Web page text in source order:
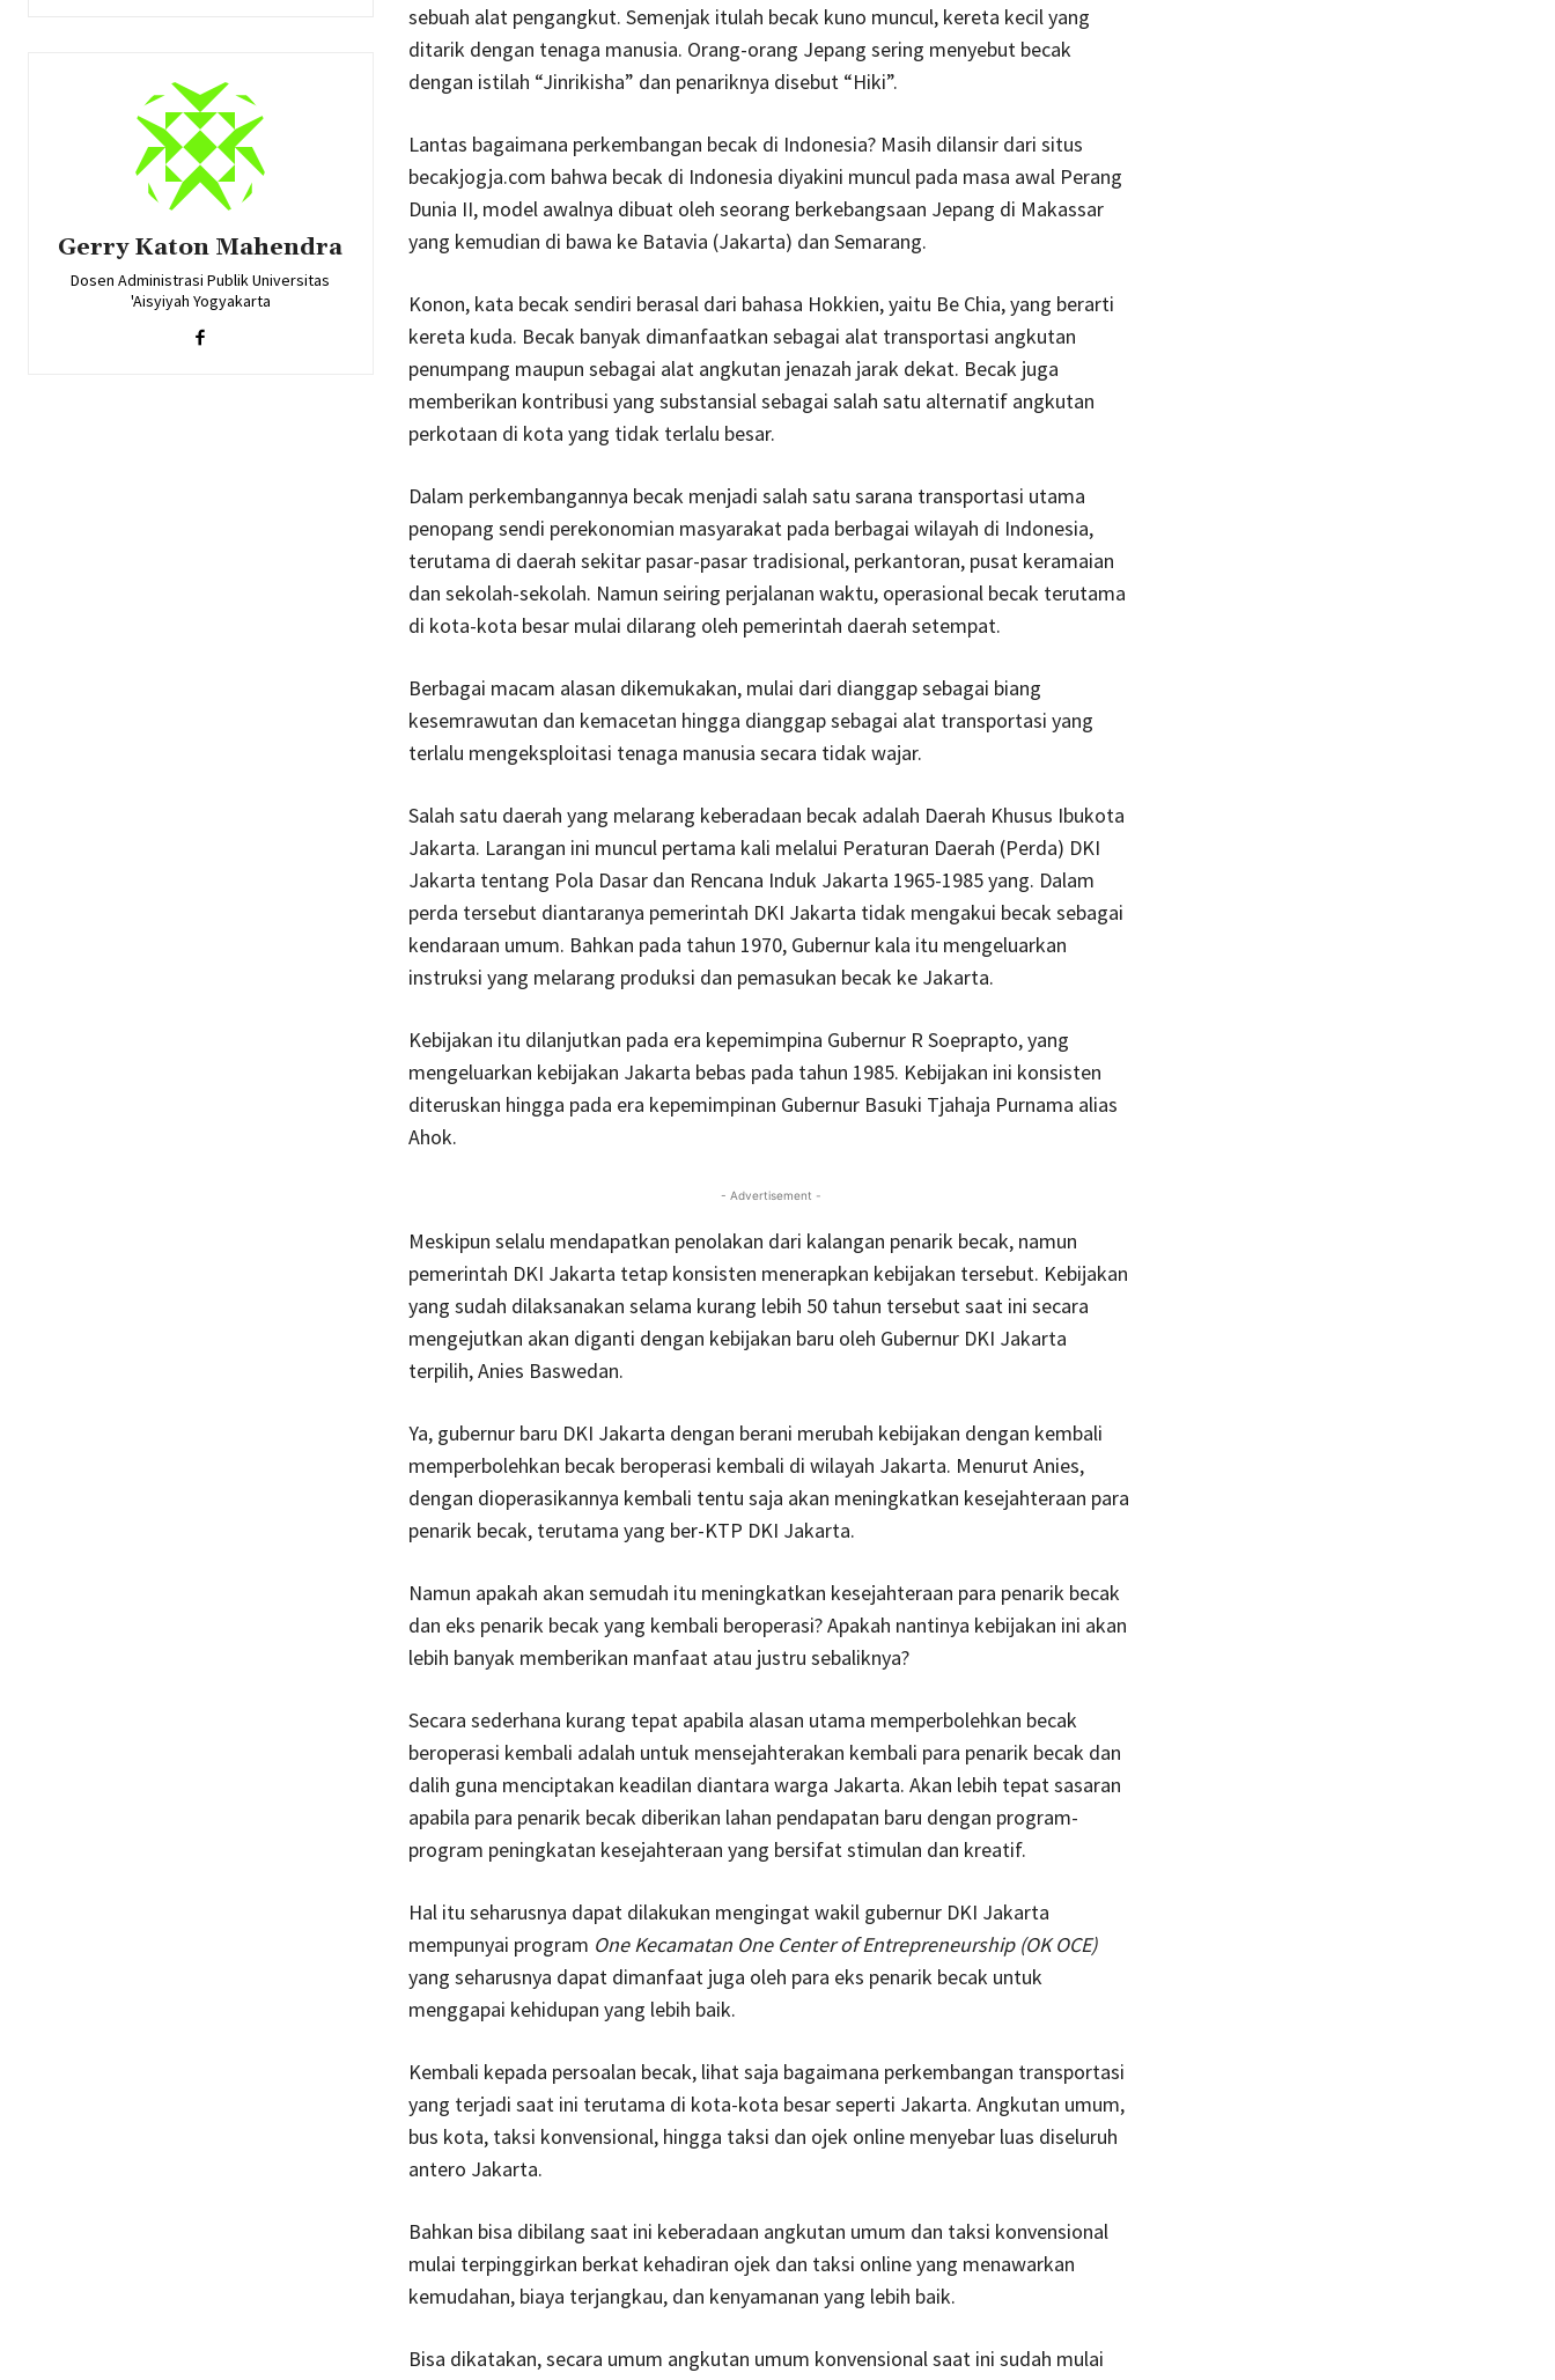
Gerry Katon Mahendra
Dosen Administrasi Publik Universitas
'Aisyiyah Yogyakarta
sebuah alat pengangkut. Semenjak itulah becak kuno muncul, kereta kecil yang
ditarik dengan tenaga manusia. Orang-orang Jepang sering menyebut becak
dengan istilah “Jinrikisha” dan penariknya disebut “Hiki”.
Lantas bagaimana perkembangan becak di Indonesia? Masih dilansir dari situs
becakjogja.com bahwa becak di Indonesia diyakini muncul pada masa awal Perang
Dunia II, model awalnya dibuat oleh seorang berkebangsaan Jepang di Makassar
yang kemudian di bawa ke Batavia (Jakarta) dan Semarang.
Konon, kata becak sendiri berasal dari bahasa Hokkien, yaitu Be Chia, yang berarti
kereta kuda. Becak banyak dimanfaatkan sebagai alat transportasi angkutan
penumpang maupun sebagai alat angkutan jenazah jarak dekat. Becak juga
memberikan kontribusi yang substansial sebagai salah satu alternatif angkutan
perkotaan di kota yang tidak terlalu besar.
Dalam perkembangannya becak menjadi salah satu sarana transportasi utama
penopang sendi perekonomian masyarakat pada berbagai wilayah di Indonesia,
terutama di daerah sekitar pasar-pasar tradisional, perkantoran, pusat keramaian
dan sekolah-sekolah. Namun seiring perjalanan waktu, operasional becak terutama
di kota-kota besar mulai dilarang oleh pemerintah daerah setempat.
Berbagai macam alasan dikemukakan, mulai dari dianggap sebagai biang
kesemrawutan dan kemacetan hingga dianggap sebagai alat transportasi yang
terlalu mengeksploitasi tenaga manusia secara tidak wajar.
Salah satu daerah yang melarang keberadaan becak adalah Daerah Khusus Ibukota
Jakarta. Larangan ini muncul pertama kali melalui Peraturan Daerah (Perda) DKI
Jakarta tentang Pola Dasar dan Rencana Induk Jakarta 1965-1985 yang. Dalam
perda tersebut diantaranya pemerintah DKI Jakarta tidak mengakui becak sebagai
kendaraan umum. Bahkan pada tahun 1970, Gubernur kala itu mengeluarkan
instruksi yang melarang produksi dan pemasukan becak ke Jakarta.
Kebijakan itu dilanjutkan pada era kepemimpina Gubernur R Soeprapto, yang
mengeluarkan kebijakan Jakarta bebas pada tahun 1985. Kebijakan ini konsisten
diteruskan hingga pada era kepemimpinan Gubernur Basuki Tjahaja Purnama alias
Ahok.
- Advertisement -
Meskipun selalu mendapatkan penolakan dari kalangan penarik becak, namun
pemerintah DKI Jakarta tetap konsisten menerapkan kebijakan tersebut. Kebijakan
yang sudah dilaksanakan selama kurang lebih 50 tahun tersebut saat ini secara
mengejutkan akan diganti dengan kebijakan baru oleh Gubernur DKI Jakarta
terpilih, Anies Baswedan.
Ya, gubernur baru DKI Jakarta dengan berani merubah kebijakan dengan kembali
memperbolehkan becak beroperasi kembali di wilayah Jakarta. Menurut Anies,
dengan dioperasikannya kembali tentu saja akan meningkatkan kesejahteraan para
penarik becak, terutama yang ber-KTP DKI Jakarta.
Namun apakah akan semudah itu meningkatkan kesejahteraan para penarik becak
dan eks penarik becak yang kembali beroperasi? Apakah nantinya kebijakan ini akan
lebih banyak memberikan manfaat atau justru sebaliknya?
Secara sederhana kurang tepat apabila alasan utama memperbolehkan becak
beroperasi kembali adalah untuk mensejahterakan kembali para penarik becak dan
dalih guna menciptakan keadilan diantara warga Jakarta. Akan lebih tepat sasaran
apabila para penarik becak diberikan lahan pendapatan baru dengan program-
program peningkatan kesejahteraan yang bersifat stimulan dan kreatif.
Hal itu seharusnya dapat dilakukan mengingat wakil gubernur DKI Jakarta
mempunyai program One Kecamatan One Center of Entrepreneurship (OK OCE)
yang seharusnya dapat dimanfaat juga oleh para eks penarik becak untuk
menggapai kehidupan yang lebih baik.
Kembali kepada persoalan becak, lihat saja bagaimana perkembangan transportasi
yang terjadi saat ini terutama di kota-kota besar seperti Jakarta. Angkutan umum,
bus kota, taksi konvensional, hingga taksi dan ojek online menyebar luas diseluruh
antero Jakarta.
Bahkan bisa dibilang saat ini keberadaan angkutan umum dan taksi konvensional
mulai terpinggirkan berkat kehadiran ojek dan taksi online yang menawarkan
kemudahan, biaya terjangkau, dan kenyamanan yang lebih baik.
Bisa dikatakan, secara umum angkutan umum konvensional saat ini sudah mulai